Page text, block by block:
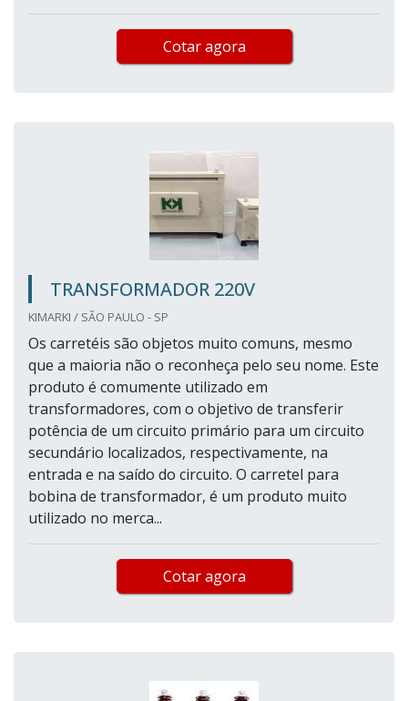
Cotar agora
TRANSFORMADOR 220V
KIMARKI / SÃO PAULO - SP
Os carretéis são objetos muito comuns, mesmo
que a maioria não o reconheça pelo seu nome. Este
produto é comumente utilizado em
transformadores, com o objetivo de transferir
potência de um circuito primário para um circuito
secundário localizados, respectivamente, na
entrada e na saído do circuito. O carretel para
bobina de transformador, é um produto muito
utilizado no merca...
Cotar agora